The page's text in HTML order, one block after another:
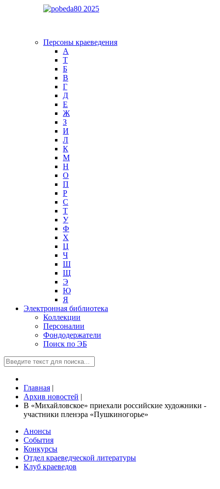
Персоны краеведения
А
T
Б
В
Г
Д
Е
Ж
З
И
Л
К
М
Н
О
П
Р
С
Т
У
Ф
Х
Ц
Ч
Ш
Щ
Э
Ю
Я
Электронная библиотека
Коллекции
Персоналии
Фондодержатели
Поиск по ЭБ
Главная |
Архив новостей |
В «Михайловское» приехали российские художники -
участники пленэра «Пушкиногорье»
Анонсы
События
Конкурсы
Отдел краеведческой литературы
Клуб краеведов